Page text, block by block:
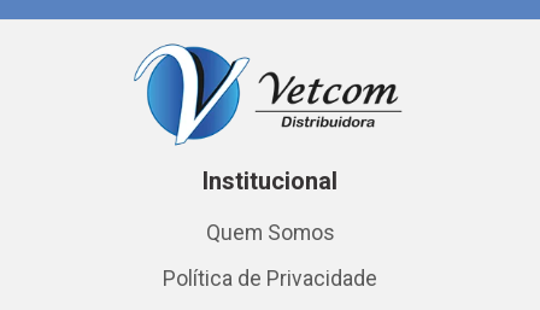
Institucional
Quem Somos
Política de Privacidade